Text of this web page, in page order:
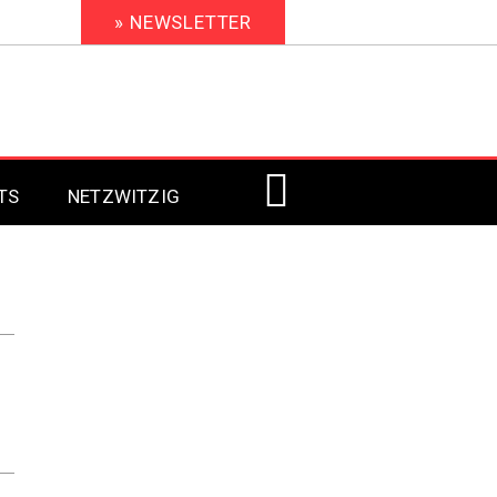
» NEWSLETTER
Signage 2019
NETZWITZIG